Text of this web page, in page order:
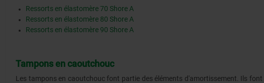
Ressorts en élastomère 70 Shore A
Ressorts en élastomère 80 Shore A
Ressorts en élastomère 90 Shore A
Tampons en caoutchouc
Les tampons en caoutchouc font partie des éléments d'amortissement. Ils